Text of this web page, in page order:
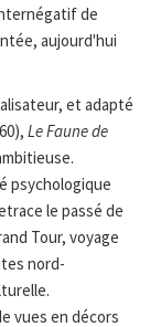
de
aujourd'hui
et adapté
Le Faune de
psychologique
le passé de
Tour, voyage
nord-
vues en décors